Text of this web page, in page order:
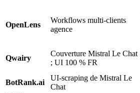
OpenLens
Workflows multi-clients
agence
Qwairy
Couverture Mistral Le Chat
; UI 100 % FR
BotRank.ai
UI-scraping de Mistral Le
Chat